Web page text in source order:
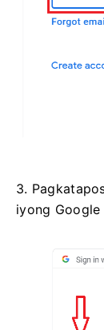
3.
iyong Google